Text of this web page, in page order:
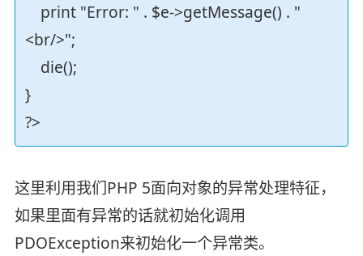
print "Error: " . $e->getMessage() . "
<br/>";
die();
}
?>
这里利用我们PHP 5面向对象的异常处理特征，
如果里面有异常的话就初始化调用
PDOException来初始化一个异常类。